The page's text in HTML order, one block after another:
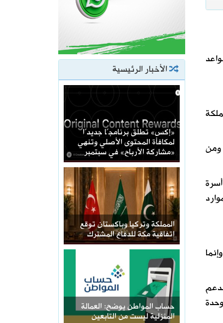
الأخبار الرئيسية
«إكس» تطلق برنامجًا جديدًا
لمكافأة المحتوى الأصلي وتنهي
«مشاركة الأرباح» في سبتمبر
المملكة وتركيا وباكستان توقع
اتفاقية مكة للدفاع المشترك
حساب المواطن يوضح: العمالة
المنزلية ليست من التابعين
ومن